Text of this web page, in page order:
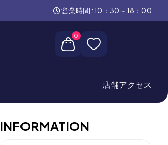
営業時間 : 10：30～18：00
0
店舗アクセス
INFORMATION